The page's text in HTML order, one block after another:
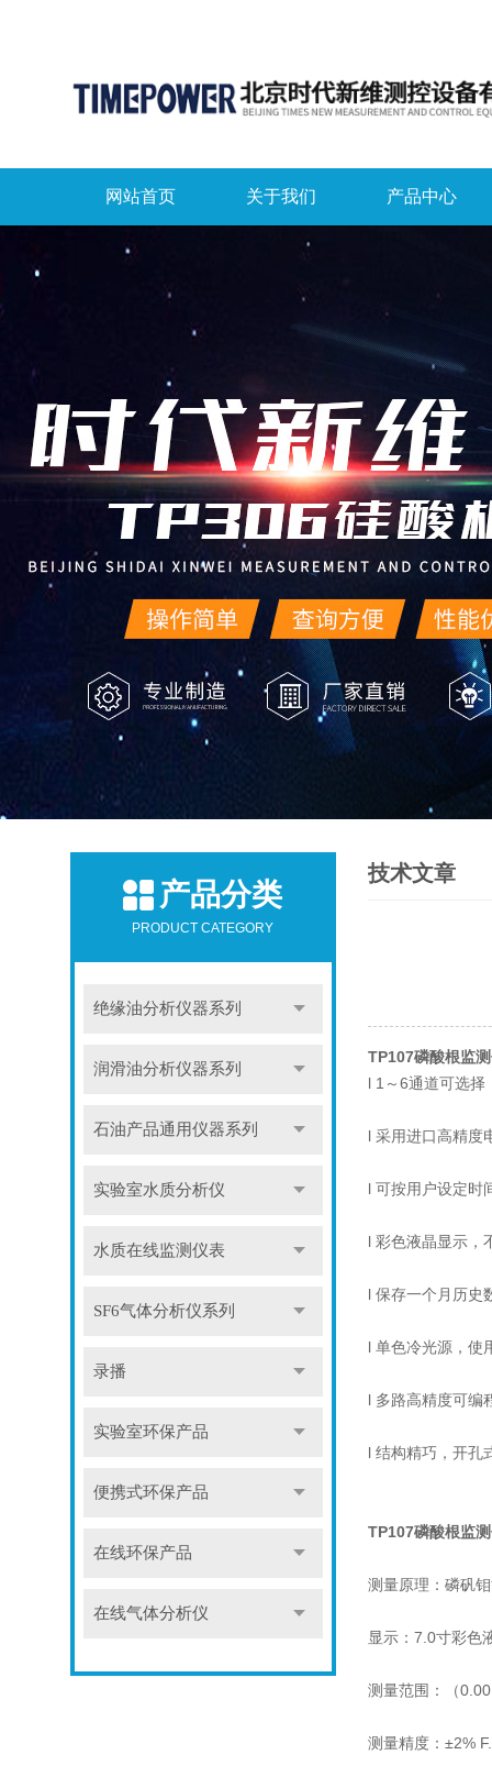
网站首页 关于我们 产品中心
产品分类
PRODUCT CATEGORY
绝缘油分析仪器系列
润滑油分析仪器系列
石油产品通用仪器系列
实验室水质分析仪
水质在线监测仪表
SF6气体分析仪系列
录播
实验室环保产品
便携式环保产品
在线环保产品
在线气体分析仪
技术文章
TP107磷酸根监
l 1～6通道可选择
l 采用进口高精度
l 可按用户设定时
l 彩色液晶显示，
l 保存一个月历史
l 单色冷光源，使
l 多路高精度可编
l 结构精巧，开孔
TP107磷酸根监
测量原理：磷矾
显示：7.0寸彩色
测量范围：（
测量精度：±2%